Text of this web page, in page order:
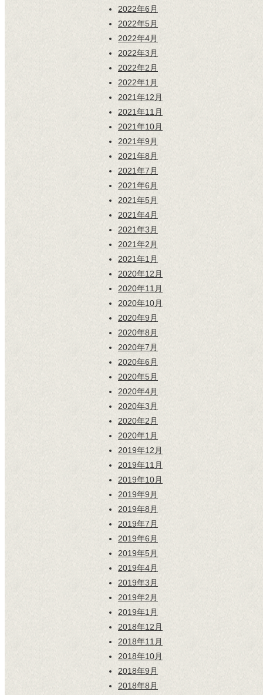
2022年6月
2022年5月
2022年4月
2022年3月
2022年2月
2022年1月
2021年12月
2021年11月
2021年10月
2021年9月
2021年8月
2021年7月
2021年6月
2021年5月
2021年4月
2021年3月
2021年2月
2021年1月
2020年12月
2020年11月
2020年10月
2020年9月
2020年8月
2020年7月
2020年6月
2020年5月
2020年4月
2020年3月
2020年2月
2020年1月
2019年12月
2019年11月
2019年10月
2019年9月
2019年8月
2019年7月
2019年6月
2019年5月
2019年4月
2019年3月
2019年2月
2019年1月
2018年12月
2018年11月
2018年10月
2018年9月
2018年8月